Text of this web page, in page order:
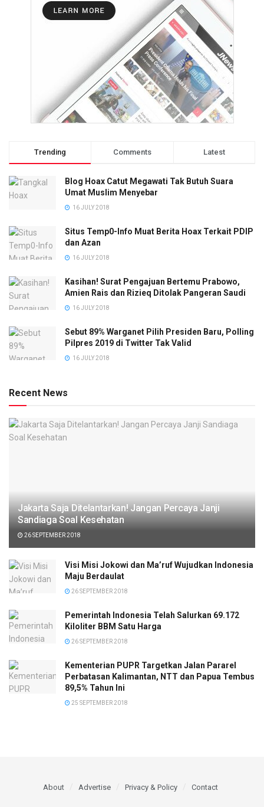
Trending Comments Latest
Blog Hoax Catut Megawati Tak Butuh Suara
Umat Muslim Menyebar
16 JULY 2018
Situs Temp0-Info Muat Berita Hoax Terkait PDIP
dan Azan
16 JULY 2018
Kasihan! Surat Pengajuan Bertemu Prabowo,
Amien Rais dan Rizieq Ditolak Pangeran Saudi
16 JULY 2018
Sebut 89% Warganet Pilih Presiden Baru, Polling
Pilpres 2019 di Twitter Tak Valid
16 JULY 2018
Recent News
Jakarta Saja Ditelantarkan! Jangan Percaya Janji
Sandiaga Soal Kesehatan
26 SEPTEMBER 2018
Visi Misi Jokowi dan Ma’ruf Wujudkan Indonesia
Maju Berdaulat
26 SEPTEMBER 2018
Pemerintah Indonesia Telah Salurkan 69.172
Kiloliter BBM Satu Harga
26 SEPTEMBER 2018
Kementerian PUPR Targetkan Jalan Pararel
Perbatasan Kalimantan, NTT dan Papua Tembus
89,5% Tahun Ini
25 SEPTEMBER 2018
About Advertise Privacy & Policy Contact